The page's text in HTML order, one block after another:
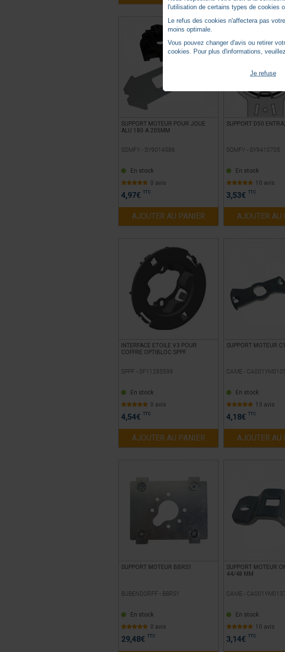
SUPPORT MOTEUR POUR JOUE
ALU 180 A 205MM
SOMFY - SY9014586
En stock
0 avis
4,97€ TTC
AJOUTER AU PANIER
SUPPORT D50
SOMFY - SY9410705
En stock
10 avis
3,53€ TTC
AJOUTER AU
INTERFACE ETOILE V3 POUR
COFFRE OPTIBLOC SPPF
SPPF - SF11285599
En stock
0 avis
4,54€ TTC
AJOUTER AU PANIER
SUPPORT MOTEUR
CAME -
En stock
13 avis
4,18€ TTC
AJOUTER AU
SUPPORT MOTEUR BBRS1
BUBENDORFF - BBRS1
En stock
0 avis
29,48€ TTC
SUPPORT MOTEUR
44/48 MM
CAME -
En stock
10 avis
3,14€ TTC
l'utilisation de certains types de cookies
Le refus des cookies n'affectera pas
moins optimale.
Vous pouvez changer d'avis ou retirer
cookies. Pour plus d'informations,
Je refuse